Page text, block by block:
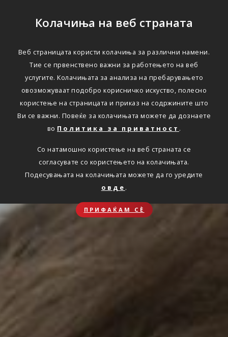
Колачиња на веб страната
Веб страницата користи колачиња за различни намени.
Тие се првенствено важни за работењето на веб
услугите. Колачињата за анализа на пребарувањето
овозможуваат подобро корисничко искуство, полесно
користење на страницата и приказ на содржините што
Ви се важни. Повеќе за колачињата можете да дознаете
во Политика за приватност .
Со натамошно користење на веб страната се
согласувате со користењето на колачињата.
Подесувањата на колачињата можете да го уредите
овде .
ПРИФАЌАМ СЀ